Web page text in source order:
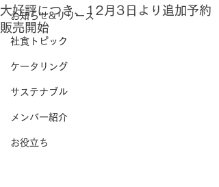
お知らせ&リリース
社食トピック
ケータリング
サステナブル
メンバー紹介
お役立ち
大好評につき、12月3日より追加予約
販売開始